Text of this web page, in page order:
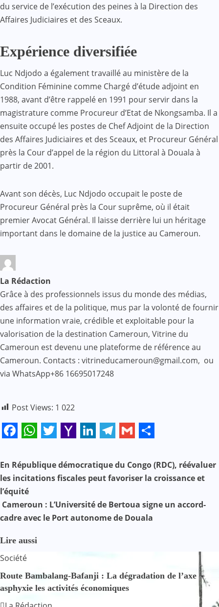
du service de l’exécution des peines à la Direction des
Affaires Judiciaires et des Sceaux.
Expérience diversifiée
Luc Ndjodo a également travaillé au ministère de la
Condition Féminine comme Chargé d’étude adjoint en
1988, avant d’être rappelé en 1991 pour servir dans la
magistrature comme Procureur d’Etat de Nkongsamba. Il a
ensuite occupé les postes de Chef Adjoint de la Direction
des Affaires Judiciaires et des Sceaux, et Procureur Général
près la Cour d’appel de la région du Littoral à Douala à
partir de 2001.
Avant son décès, Luc Ndjodo occupait le poste de
Procureur Général près la Cour suprême, où il était
premier Avocat Général. Il laisse derrière lui un héritage
important dans le domaine de la justice au Cameroun.
La Rédaction
Grâce à des professionnels issus du monde des médias,
des affaires et de la politique, mus par la volonté de fournir
une information vraie, crédible et exploitable pour la
valorisation de la destination Cameroun, Vitrine du
Cameroun est devenu une plateforme de référence au
Cameroun. Contacts : vitrineducameroun@gmail.com, ou
via WhatsApp+86 16695017248
Post Views: 1 022
Mail
N
a
v
i
g
a
t
En République démocratique du Congo (RDC), réévaluer
les incitations fiscales peut favoriser la croissance et
l’équité
Cameroun : L’Université de Bertoua signe un accord-
cadre avec le Port autonome de Douala
Lire aussi
Société
Route Bambalang-Bafanji : La dégradation de l’axe
asphyxie les activités économiques